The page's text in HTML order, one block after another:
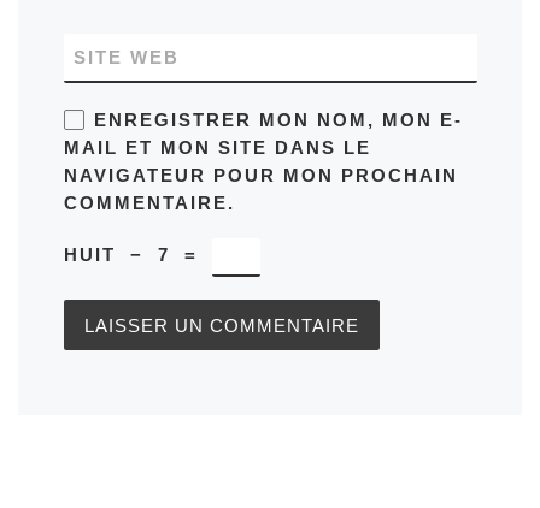
SITE WEB
ENREGISTRER MON NOM, MON E-
MAIL ET MON SITE DANS LE
NAVIGATEUR POUR MON PROCHAIN
COMMENTAIRE.
HUIT − 7 =